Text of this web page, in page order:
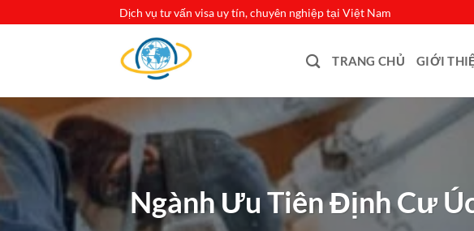
Dịch vụ tư vấn visa uy tín, chuyên nghiệp tại Việt Nam
TRANG CHỦ GIỚI
Ngành Ưu Tiên Định Cư